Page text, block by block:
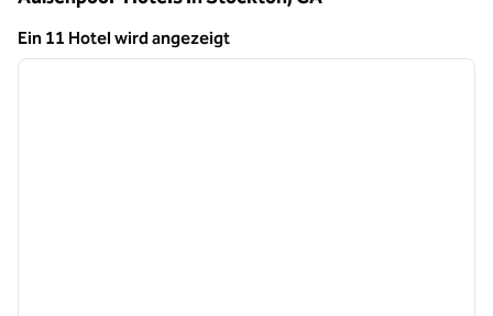
Ein 11 Hotel wird angezeigt
Ein 11 Hotel wird angezeigt
1 von 12